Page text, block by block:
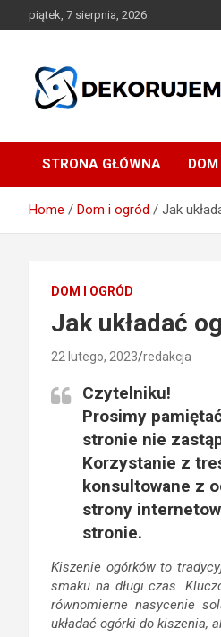
to
piątek, 7 sierpnia, 2026
STRONA GŁÓWNA
Home Dom i ogród Jak
DOM I OGRÓD
Jak układać
22 lutego, 2023 redakcja
Czytelniku!
Prosimy
stronie nie
Korzystanie z
konsultowane z
strony
stronie.
Kiszenie ogórków to
smaku na długi czas.
równomierne nasycenie
układać ogórki do kiszenia,